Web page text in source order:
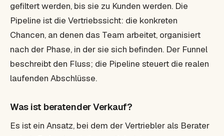
gefiltert werden, bis sie zu Kunden werden. Die
Pipeline ist die Vertriebssicht: die konkreten
Chancen, an denen das Team arbeitet, organisiert
nach der Phase, in der sie sich befinden. Der Funnel
beschreibt den Fluss; die Pipeline steuert die realen
laufenden Abschlüsse.
Was ist beratender Verkauf?
Es ist ein Ansatz, bei dem der Vertriebler als Berater